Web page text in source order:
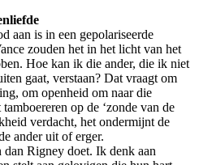
aan is in een gepolariseerde
zouden het in het licht van het
Hoe kan ik die ander, die ik niet
gaat, verstaan? Dat vraagt om
om openheid om naar die
op de ‘zonde van de
verdacht, het ondermijnt de
ander uit of erger.
Rigney doet. Ik denk aan